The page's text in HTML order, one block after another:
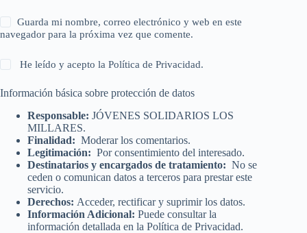
Guarda mi nombre, correo electrónico y web en este
navegador para la próxima vez que comente.
He leído y acepto laPolítica de Privacidad.
Información básica sobre protección de datos
Responsable: JÓVENES SOLIDARIOS LOS
MILLARES.
Finalidad: Moderar los comentarios.
Legitimación: Por consentimiento del interesado.
Destinatarios y encargados de tratamiento: No se
ceden o comunican datos a terceros para prestar este
servicio.
Derechos: Acceder, rectificar y suprimir los datos.
Información Adicional: Puede consultar la
información detallada en la Política de Privacidad.